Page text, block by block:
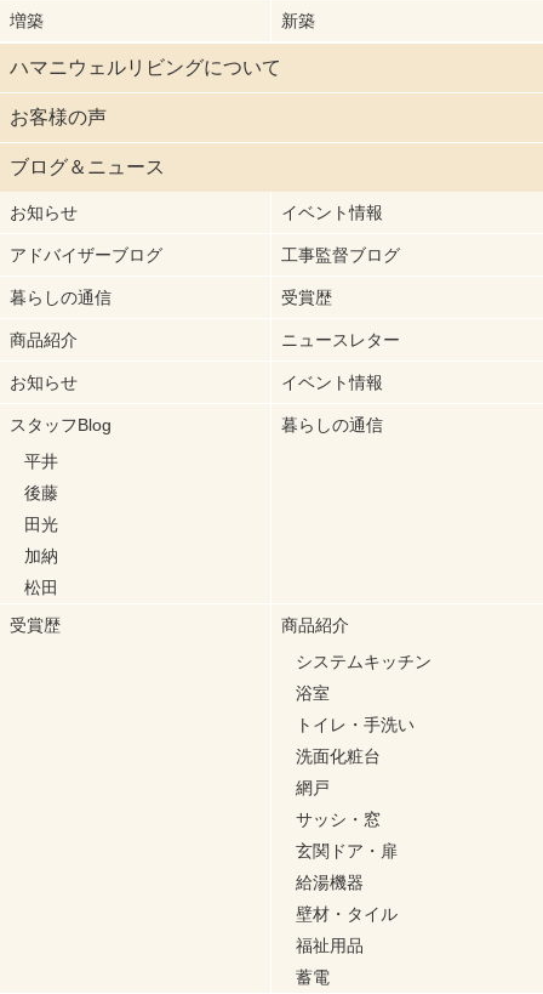
増築 新築
ハマニウェルリビングについて
お客様の声
ブログ＆ニュース
お知らせ イベント情報
アドバイザーブログ 工事監督ブログ
暮らしの通信 受賞歴
商品紹介 ニュースレター
お知らせ イベント情報
スタッフBlog
平井
後藤
田光
加納
松田
暮らしの通信
受賞歴
商品紹介
システムキッチン
浴室
トイレ・手洗い
洗面化粧台
網戸
サッシ・窓
玄関ドア・扉
給湯機器
壁材・タイル
福祉用品
蓄電